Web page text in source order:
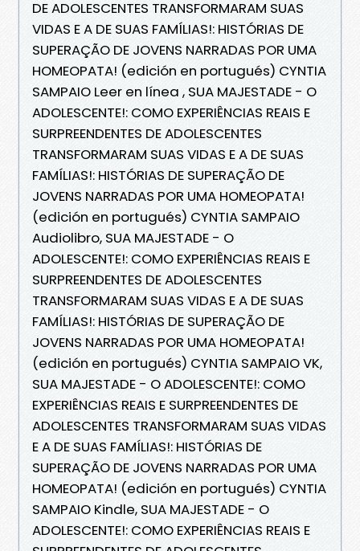
DE ADOLESCENTES TRANSFORMARAM SUAS
VIDAS E A DE SUAS FAMÍLIAS!: HISTÓRIAS DE
SUPERAÇÃO DE JOVENS NARRADAS POR UMA
HOMEOPATA! (edición en portugués) CYNTIA
SAMPAIO Leer en línea , SUA MAJESTADE - O
ADOLESCENTE!: COMO EXPERIÊNCIAS REAIS E
SURPREENDENTES DE ADOLESCENTES
TRANSFORMARAM SUAS VIDAS E A DE SUAS
FAMÍLIAS!: HISTÓRIAS DE SUPERAÇÃO DE
JOVENS NARRADAS POR UMA HOMEOPATA!
(edición en portugués) CYNTIA SAMPAIO
Audiolibro, SUA MAJESTADE - O
ADOLESCENTE!: COMO EXPERIÊNCIAS REAIS E
SURPREENDENTES DE ADOLESCENTES
TRANSFORMARAM SUAS VIDAS E A DE SUAS
FAMÍLIAS!: HISTÓRIAS DE SUPERAÇÃO DE
JOVENS NARRADAS POR UMA HOMEOPATA!
(edición en portugués) CYNTIA SAMPAIO VK,
SUA MAJESTADE - O ADOLESCENTE!: COMO
EXPERIÊNCIAS REAIS E SURPREENDENTES DE
ADOLESCENTES TRANSFORMARAM SUAS VIDAS
E A DE SUAS FAMÍLIAS!: HISTÓRIAS DE
SUPERAÇÃO DE JOVENS NARRADAS POR UMA
HOMEOPATA! (edición en portugués) CYNTIA
SAMPAIO Kindle, SUA MAJESTADE - O
ADOLESCENTE!: COMO EXPERIÊNCIAS REAIS E